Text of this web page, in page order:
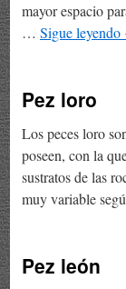
mayor espacio
… Sigue leyendo
Pez loro
Los peces loro
poseen, con la
sustratos de las
muy variable
Pez león